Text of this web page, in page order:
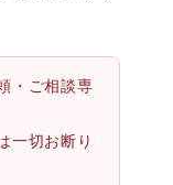
・ご相談専
一切お断り